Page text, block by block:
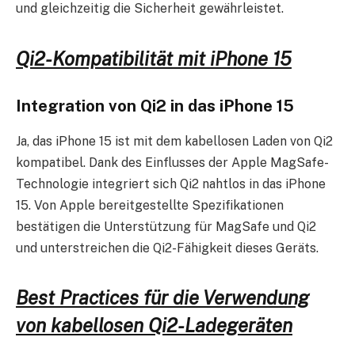
und gleichzeitig die Sicherheit gewährleistet.
Qi2-Kompatibilität mit iPhone 15
Integration von Qi2 in das iPhone 15
Ja, das iPhone 15 ist mit dem kabellosen Laden von Qi2
kompatibel. Dank des Einflusses der Apple MagSafe-
Technologie integriert sich Qi2 nahtlos in das iPhone
15. Von Apple bereitgestellte Spezifikationen
bestätigen die Unterstützung für MagSafe und Qi2
und unterstreichen die Qi2-Fähigkeit dieses Geräts.
Best Practices für die Verwendung
von kabellosen Qi2-Ladegeräten